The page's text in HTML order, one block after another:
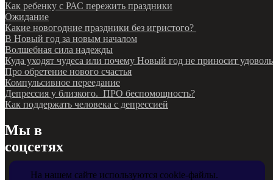
На нашем сайте используются cookie-файлы.
Как ребенку с РАС пережить праздники
Ожидание
Какие новогодние праздники без игристого?
В Новый год за новым началом
Волшебная сила надежды
Куда уходят чудеса или почему Новый год не приносит
Про обретение нового счастья
Компульсивное переедание
Депрессия у близкого. ПРО беспомощность?
Как поддержать человека с депрессией
Мы в
соцсетях